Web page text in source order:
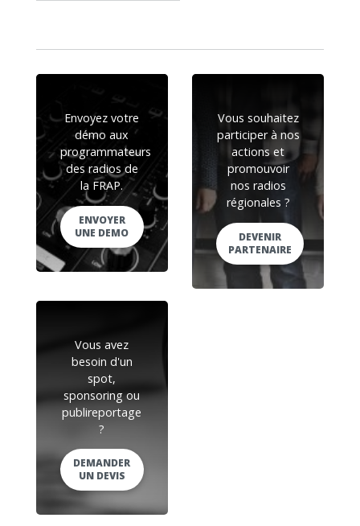
Envoyez votre
démo aux
programmateurs
des radios de
la FRAP.
ENVOYER
UNE DEMO
Vous souhaitez
participer à nos
actions et
promouvoir
nos radios
régionales ?
DEVENIR
PARTENAIRE
Vous avez
besoin d'un
spot,
sponsoring ou
publireportage
?
DEMANDER
UN DEVIS